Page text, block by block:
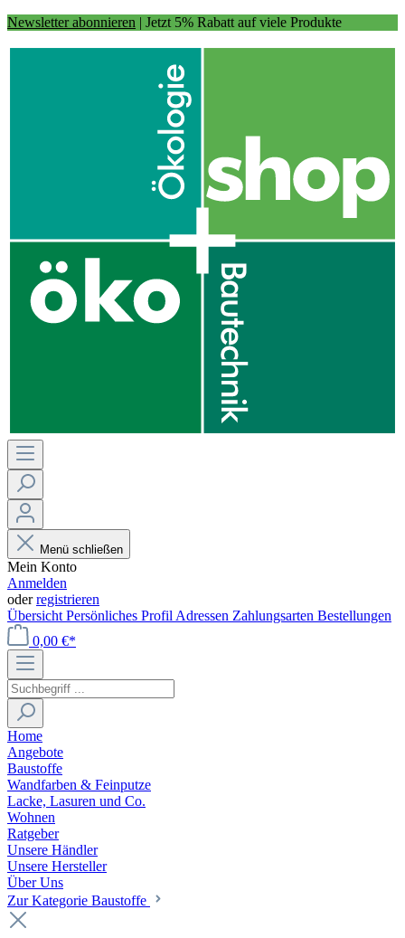
Newsletter abonnieren | Jetzt 5% Rabatt auf viele Produkte
Menü schließen
Mein Konto
Anmelden
oderregistrieren
Übersicht Persönliches Profil Adressen Zahlungsarten Bestellungen
0,00 €*
Home
Angebote
Baustoffe
Wandfarben & Feinputze
Lacke, Lasuren und Co.
Wohnen
Ratgeber
Unsere Händler
Unsere Hersteller
Über Uns
Zur Kategorie Baustoffe